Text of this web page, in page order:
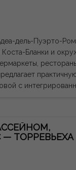
и не имеет
дель-Пуэрто-
Бланки и
с
собой
или долгосрочной
носит
ТОРРЕВЬЕХА